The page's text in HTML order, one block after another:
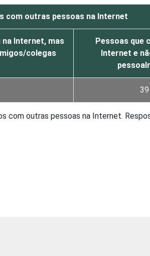
com outras pessoas na Internet
na Internet, mas
colegas
Pessoas que
Internet e
39
com outras pessoas na Internet.